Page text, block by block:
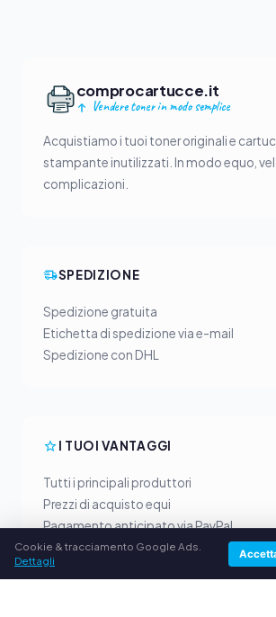
comprocartucce.it
Vendere toner in modo semplice
Acquistiamo i tuoi toner originali e
stampante inutilizzati. In modo equo,
complicazioni.
SPEDIZIONE
Spedizione gratuita
Etichetta di spedizione via e-mail
Spedizione con DHL
I TUOI VANTAGGI
Tutti i principali produttori
Prezzi di acquisto equi
Pagamento anticipato via PayPal
Consulenza personalizzata
Cookie & tracciamento Google Ads.
Dettagli